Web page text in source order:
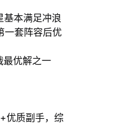
基本满足冲浪
一套阵容后优
最优解之一
优质副手，综